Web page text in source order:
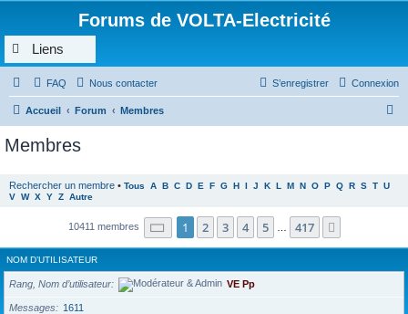
Forums de VOLTA-Electricité
Liens
FAQ Nous contacter Connexion
S’enregistrer
Accueil Forum Membres
Membres
Rechercher un membre • Tous A B C D E F G H I J K L M N O P Q R S T U
V W X Y Z Autre
10411 membres Page 1sur417
1 2 3 4 5 417
NOM D’UTILISATEUR
Rang, Nom d’utilisateur VE Pp
Messages
1611